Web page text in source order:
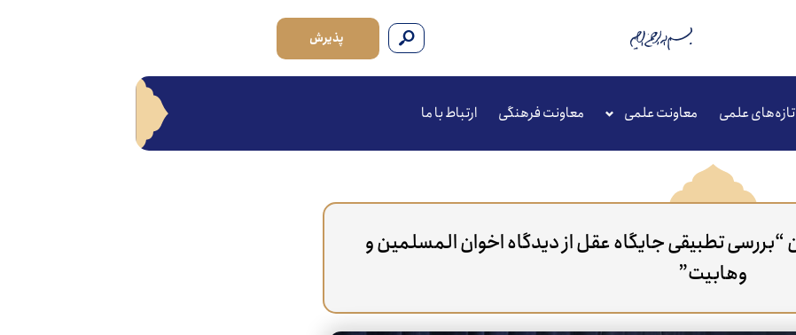
پذیرش
تازه‌های علمی معاونت علمی معاونت فرهنگی ارتباط با ما
تطبیقی جایگاه عقل از دیدگاه اخوان المسلمین و
وهابیت”